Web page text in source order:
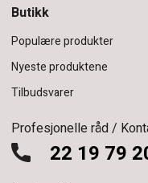
Butikk
Populære produkter
Nyeste produktene
Tilbudsvarer
Profesjonelle råd /
22 19 79